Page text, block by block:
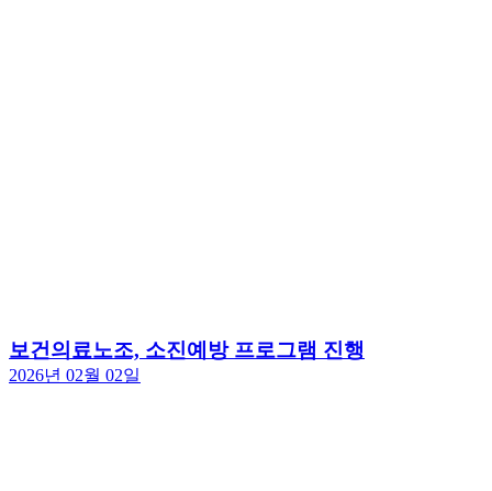
보건의료노조, 소진예방 프로그램 진행
2026년 02월 02일